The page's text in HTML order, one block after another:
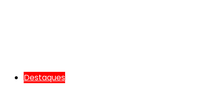
Destaques